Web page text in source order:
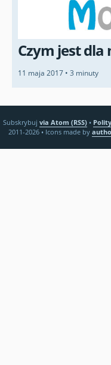
Czym jest dla
11 maja 2017 • 3 minuty
Subskrybuj via Atom (RSS) •
2011-2026 • Icons made by